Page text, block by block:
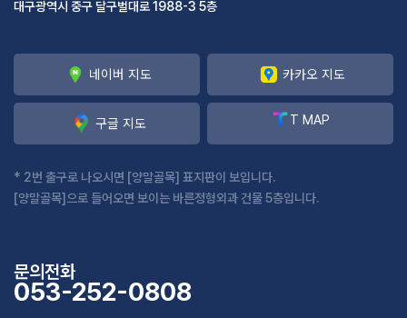
대구광역시 중구 달구벌대로 1988-3 5층
네이버 지도 카카오 지도
구글 지도 T MAP
* 2번 출구로 나오시면 [양말골목] 표지판이 보입니다.
[양말골목]으로 들어오면 보이는 바른정형외과 건물 5층입니다.
문의전화
053-252-0808